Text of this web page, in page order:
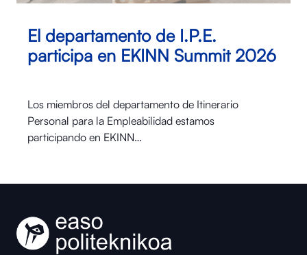
El departamento de I.P.E.
participa en EKINN Summit 2026
Los miembros del departamento de Itinerario
Personal para la Empleabilidad estamos
participando en EKINN…